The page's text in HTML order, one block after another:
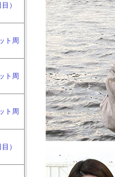
）
ト周
ト周
ト周
）